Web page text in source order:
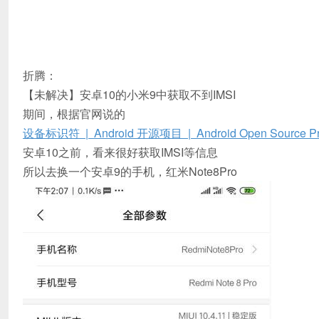
折腾：
【未解决】安卓10的小米9中获取不到IMSI
期间，根据官网说的
设备标识符 | Android 开源项目 | Android Open Source
安卓10之前，看来很好获取IMSI等信息
所以去换一个安卓9的手机，红米Note8Pro